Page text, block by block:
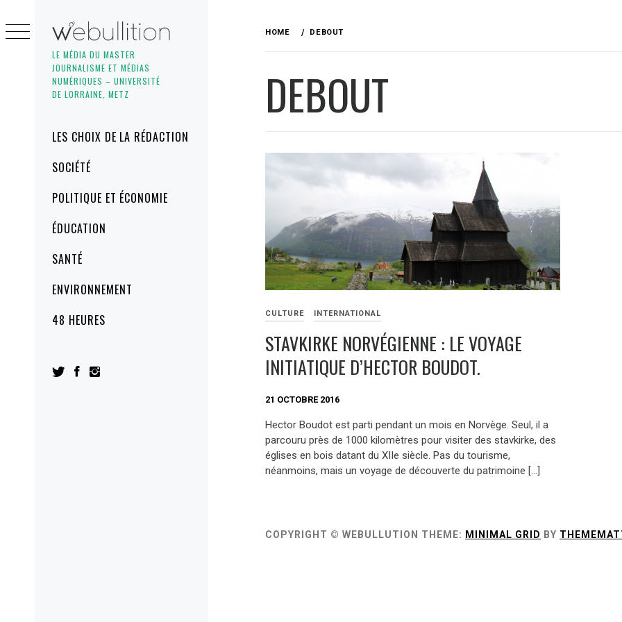
LE MÉDIA DU MASTER
JOURNALISME ET MÉDIAS
NUMÉRIQUES – UNIVERSITÉ
DE LORRAINE, METZ
MenuLES CHOIX DE LA RÉDACTION
SOCIÉTÉ
POLITIQUE ET ÉCONOMIE
ÉDUCATION
SANTÉ
ENVIRONNEMENT
48 HEURES
to
content
HOME DEBOUT
DEBOUT
CULTURE INTERNATIONAL
STAVKIRKE NORVÉGIENNE : LE VOYAGE
INITIATIQUE D’HECTOR BOUDOT.
21 OCTOBRE 2016
Hector Boudot est parti pendant un mois en Norvège. Seul, il a
parcouru près de 1000 kilomètres pour visiter des stavkirke, des
églises en bois datant du XIIe siècle. Pas du tourisme,
néanmoins, mais un voyage de découverte du patrimoine […]
COPYRIGHT © WEBULLUTION THEME: MINIMAL GRID BY